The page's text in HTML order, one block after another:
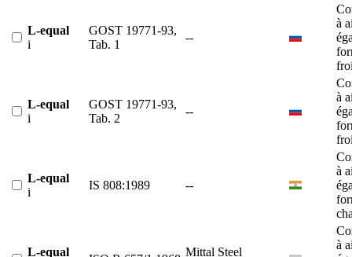
L-equal
i
GOST 19771-93,
Tab. 1
--
à
L-equal
i
GOST 19771-93,
Tab. 2
--
à
L-equal
i
IS 808:1989 --
à
L-equal Mittal Steel
à